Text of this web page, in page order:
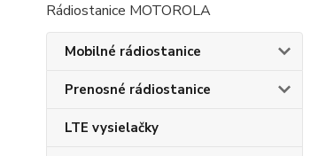
Rádiostanice MOTOROLA
Mobilné rádiostanice
Prenosné rádiostanice
LTE vysielačky